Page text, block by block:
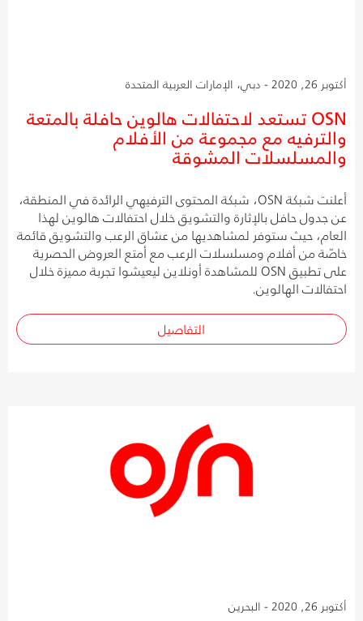
أكتوبر 26, 2020 - دبي، الإمارات العربية المتحدة
OSN تستعد لاحتفالات هالوين حافلة بالمتعة
والترفيه مع مجموعة من الأفلام
والمسلسلات المشوقة
أعلنت شبكة OSN، شبكة المحتوى الترفيهي الرائدة في المنطقة،
عن جدول حافل بالإثارة والتشويق خلال احتفالات هالوين لهذا
العام، حيث ستوفر لمشاهديها من عشاق الرعب والتشويق قائمة
خاصّة من أفلام ومسلسلات الرعب مع أمتع العروض الحصرية
على تطبيق OSN للمشاهدة أونلاين ليعيشوا تجربة مميزة خلال
احتفالات الهالوين.
التفاصيل
أكتوبر 26, 2020 - البحرين